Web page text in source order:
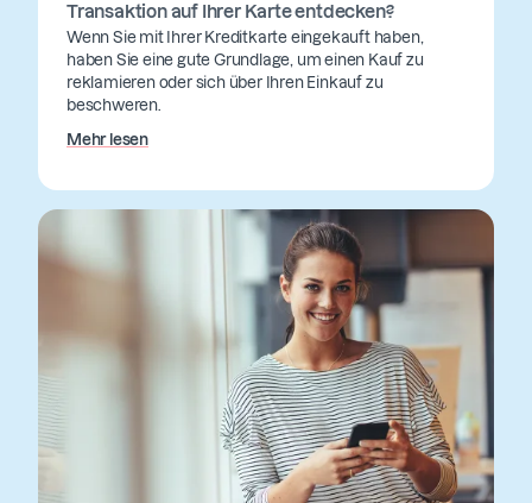
Transaktion auf Ihrer Karte entdecken?
Wenn Sie mit Ihrer Kreditkarte eingekauft haben,
haben Sie eine gute Grundlage, um einen Kauf zu
reklamieren oder sich über Ihren Einkauf zu
beschweren.
Mehr lesen